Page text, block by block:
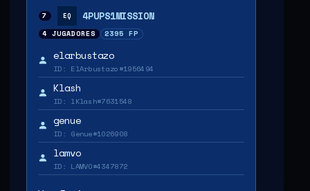
7 EQ 4PUPS1MISSION
4 JUGADORES 2395 FP
elarbustazo
ID: ElArbustazo#1956494
Klash
ID: lKlash#7631548
genue
ID: Genue#1026908
lamvo
ID: LAMVO#4347872